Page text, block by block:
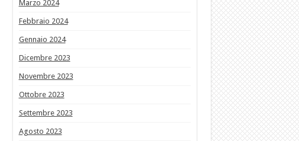
Marzo 2024
Febbraio 2024
Gennaio 2024
Dicembre 2023
Novembre 2023
Ottobre 2023
Settembre 2023
Agosto 2023